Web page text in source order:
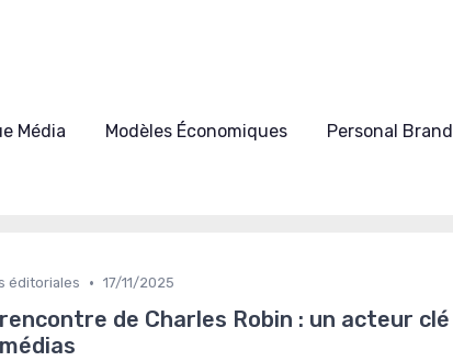
Média Modèles Économiques Personal
éditoriales • 17/11/2025
de Charles Robin : un acteur